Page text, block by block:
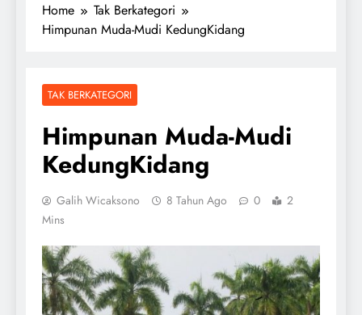
Home
Tak Berkategori
Himpunan Muda-Mudi KedungKidang
TAK BERKATEGORI
Himpunan Muda-Mudi
KedungKidang
Galih Wicaksono 8 Tahun Ago 0
2
Mins